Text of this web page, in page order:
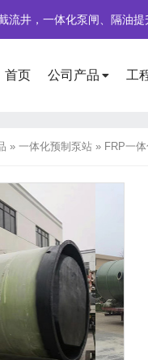
井，一体化泵闸、隔油提
首页 公司产品 工
» 一体化预制泵站 » FRP一